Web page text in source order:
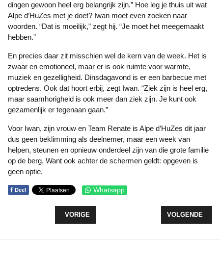
dingen gewoon heel erg belangrijk zijn.” Hoe leg je thuis uit wat
Alpe d’HuZes met je doet? Iwan moet even zoeken naar
woorden. “Dat is moeilijk,” zegt hij. “Je moet het meegemaakt
hebben.”
En precies daar zit misschien wel de kern van de week. Het is
zwaar en emotioneel, maar er is ook ruimte voor warmte,
muziek en gezelligheid. Dinsdagavond is er een barbecue met
optredens. Ook dat hoort erbij, zegt Iwan. “Ziek zijn is heel erg,
maar saamhorigheid is ook meer dan ziek zijn. Je kunt ook
gezamenlijk er tegenaan gaan.”
Voor Iwan, zijn vrouw en Team Renate is Alpe d’HuZes dit jaar
dus geen beklimming als deelnemer, maar een week van
helpen, steunen en opnieuw onderdeel zijn van die grote familie
op de berg. Want ook achter de schermen geldt: opgeven is
geen optie.
f Deel Whatsapp
VORIG ARTIKEL: ZEEWOLDE CLIMBERS KLAAR
VORIGE VOLGENDE
VOLGENDE